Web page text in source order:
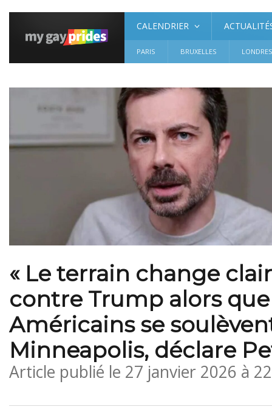
CALENDRIER
PARIS BRUXELLES LONDRES
« Le terrain change
contre Trump alors
Américains se
Minneapolis, déclare
Article publié le 27 janvier 2026 à